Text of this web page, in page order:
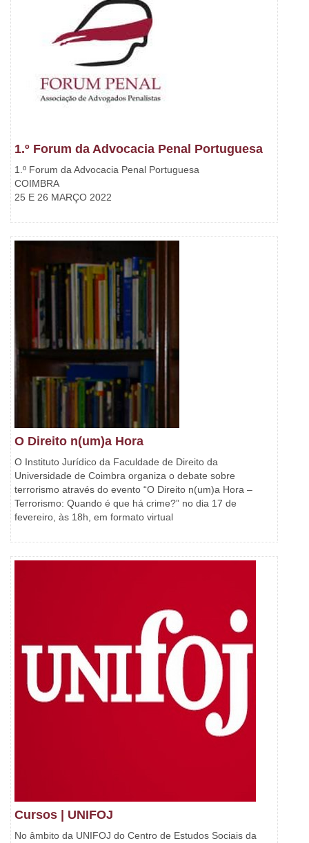
1.º Forum da Advocacia Penal Portuguesa
1.º Forum da Advocacia Penal Portuguesa
COIMBRA
25 E 26 MARÇO 2022
O Direito n(um)a Hora
O Instituto Jurídico da Faculdade de Direito da
Universidade de Coimbra organiza o debate sobre
terrorismo através do evento “O Direito n(um)a Hora –
Terrorismo: Quando é que há crime?” no dia 17 de
fevereiro, às 18h, em formato virtual
Cursos | UNIFOJ
No âmbito da UNIFOJ do Centro de Estudos Sociais da